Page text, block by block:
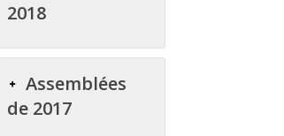
2018
Assemblées
de 2017